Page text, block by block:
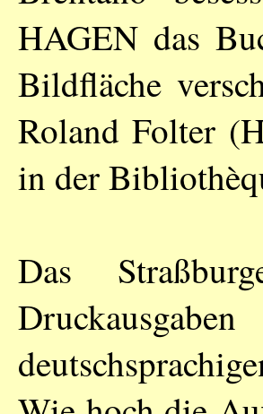
HAGEN das
Bildfläche
Roland Folter
in der
Das